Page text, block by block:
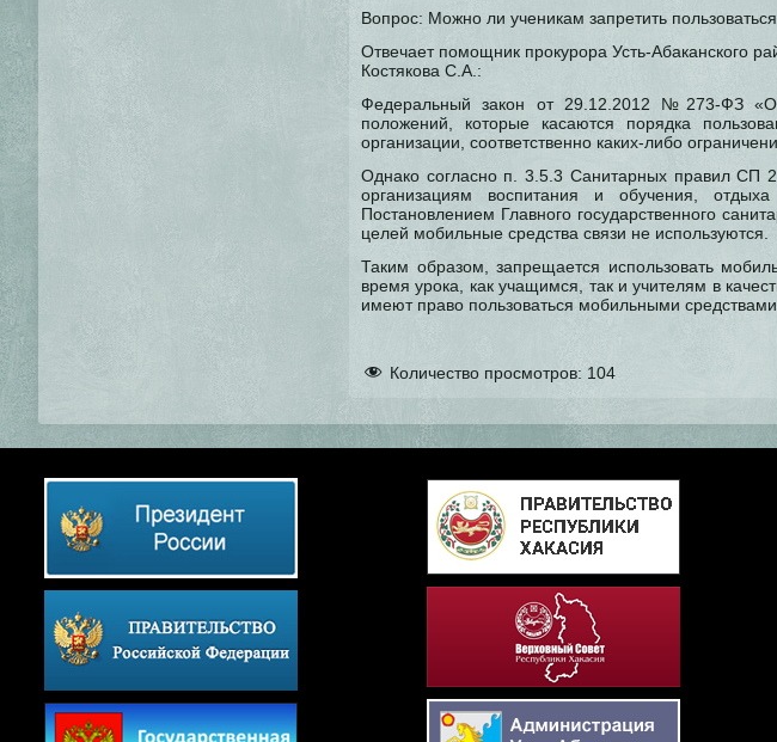
Вопрос: Можно ли ученикам запретить
Отвечает помощник прокурора Усть-Абаканского
Костякова С.А.:
Федеральный закон от 29.12.2012 №273-ФЗ
положений, которые касаются порядка
организации, соответственно каких-либо
Однако согласно п. 3.5.3 Санитарных правил СП
организациям воспитания и обучения,
Постановлением Главного государственного
целей мобильные средства связи не используются.
Таким образом, запрещается использовать
время урока, как учащимся, так и учителям в
имеют право пользоваться мобильными средствами
Количество просмотров: 104